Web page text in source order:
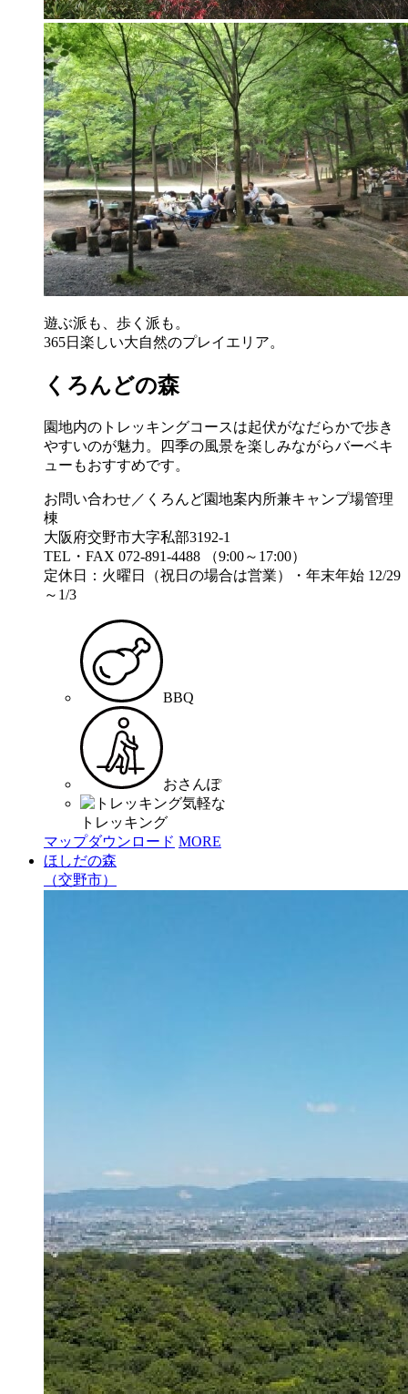
遊ぶ派も、歩く派も。
365日楽しい大自然のプレイエリア。
くろんどの森
園地内のトレッキングコースは起伏がなだらかで歩き
やすいのが魅力。四季の風景を楽しみながらバーベキ
ューもおすすめです。
お問い合わせ／くろんど園地案内所兼キャンプ場管理
棟
大阪府交野市大字私部3192-1
TEL・FAX 072-891-4488 （9:00～17:00）
定休日：火曜日（祝日の場合は営業）・年末年始 12/29
～1/3
BBQ
おさんぽ
気軽な
トレッキング
マップダウンロード MORE
ほしだの森
（交野市）